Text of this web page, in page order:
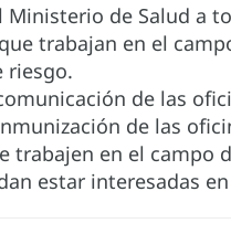
Ministerio de Salud a
trabajan en el
riesgo.
de las
de las
trabajen en el campo
estar interesadas